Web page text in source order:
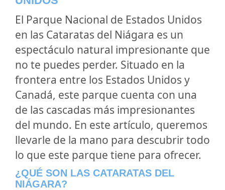
El Parque Nacional de Estados Unidos
en las Cataratas del Niágara es un
espectáculo natural impresionante que
no te puedes perder. Situado en la
frontera entre los Estados Unidos y
Canadá, este parque cuenta con una
de las cascadas más impresionantes
del mundo. En este artículo, queremos
llevarle de la mano para descubrir todo
lo que este parque tiene para ofrecer.
¿QUÉ SON LAS CATARATAS DEL
NIÁGARA?